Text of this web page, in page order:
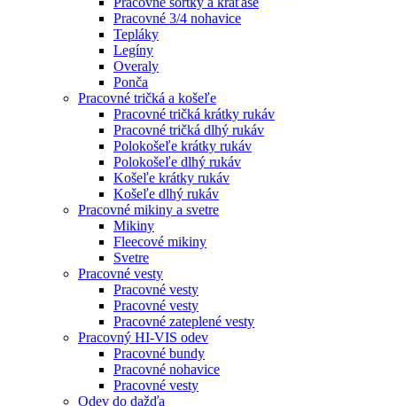
Pracovné 3/4 nohavice
Tepláky
Legíny
Overaly
Ponča
Pracovné tričká a košeľe
Pracovné tričká krátky rukáv
Pracovné tričká dlhý rukáv
Polokošeľe krátky rukáv
Polokošeľe dlhý rukáv
Košeľe krátky rukáv
Košeľe dlhý rukáv
Pracovné mikiny a svetre
Mikiny
Fleecové mikiny
Svetre
Pracovné vesty
Pracovné vesty
Pracovné vesty
Pracovné zateplené vesty
Pracovný HI-VIS odev
Pracovné bundy
Pracovné nohavice
Pracovné vesty
Odev do dažďa